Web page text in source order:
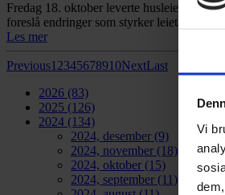
Vi
Fredag 18. oktober leverte
foreslå endringer som styrker leietakers
Les mer
Previous1 2345678910NextLast
2026 (83)
2025 (126)
2024 (134)
2024, desember (9)
2024, november (18)
2024, oktober (15)
2024, september (11)